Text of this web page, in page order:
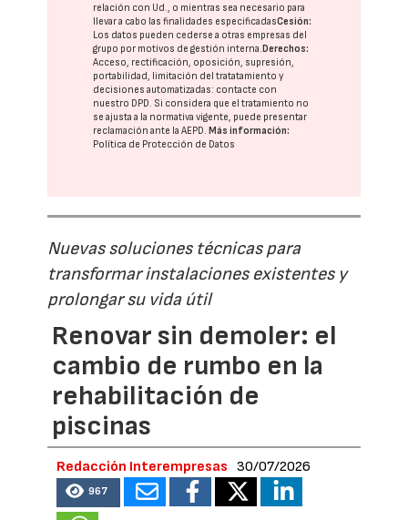
relación con Ud., o mientras sea necesario para
llevar a cabo las finalidades especificadasCesión:
Los datos pueden cederse a otras empresas del
grupo por motivos de gestión interna.Derechos:
Acceso, rectificación, oposición, supresión,
portabilidad, limitación del tratatamiento y
decisiones automatizadas: contacte con
nuestro DPD. Si considera que el tratamiento no
se ajusta a la normativa vigente, puede presentar
reclamación ante laAEPD.Más información:
Política de Protección de Datos
Nuevas soluciones técnicas para
transformar instalaciones existentes y
prolongar su vida útil
Renovar sin demoler: el
cambio de rumbo en la
rehabilitación de
piscinas
Redacción Interempresas 30/07/2026
967